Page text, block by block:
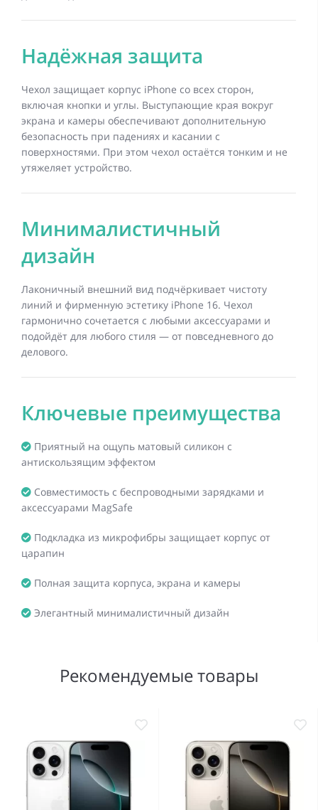
Надёжная защита
Чехол защищает корпус iPhone со всех сторон,
включая кнопки и углы. Выступающие края вокруг
экрана и камеры обеспечивают дополнительную
безопасность при падениях и касании с
поверхностями. При этом чехол остаётся тонким и не
утяжеляет устройство.
Минималистичный
дизайн
Лаконичный внешний вид подчёркивает чистоту
линий и фирменную эстетику iPhone 16. Чехол
гармонично сочетается с любыми аксессуарами и
подойдёт для любого стиля — от повседневного до
делового.
Ключевые преимущества
Приятный на ощупь матовый силикон с
антискользящим эффектом
Совместимость с беспроводными зарядками и
аксессуарами MagSafe
Подкладка из микрофибры защищает корпус от
царапин
Полная защита корпуса, экрана и камеры
Элегантный минималистичный дизайн
Рекомендуемые товары